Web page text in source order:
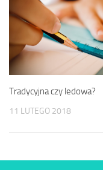
Tradycyjna czy ledowa?
11 LUTEGO 2018